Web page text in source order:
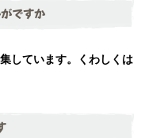
ですか
しています。くわしくは